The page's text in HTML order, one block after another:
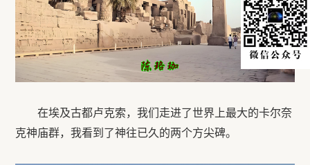
在埃及古都卢克索，我们走进了世界上最大的卡尔奈
克神庙群，我看到了神往已久的两个方尖碑。